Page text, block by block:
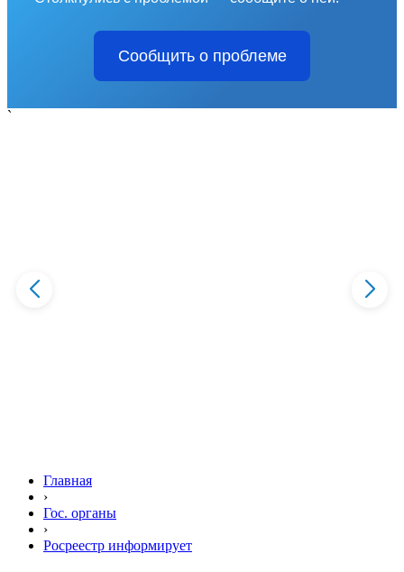
Сообщить о проблеме
`
Главная
›
Гос. органы
›
Росреестр информирует